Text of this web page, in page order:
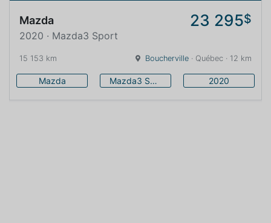
Mazda 23 295$
2020 · Mazda3 Sport
15 153 km Boucherville · Québec · 12 km
Mazda Mazda3 Sport 2020